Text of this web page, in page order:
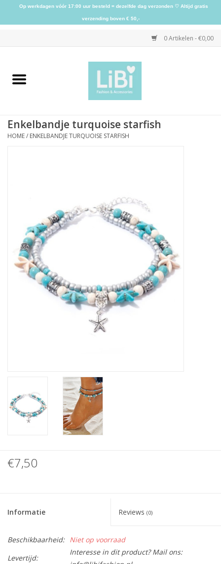
0 Artikelen - €0,00
Home
Kleding
Home deco
SALE
Enkelbandje turquoise starfish
HOME/ ENKELBANDJE TURQUOISE STARFISH
€7,50
Informatie Reviews (0)
Beschikbaarheid: Niet op voorraad
Levertijd:
Interesse in dit product? Mail ons:
Op werkdagen vóór 17:00 uur besteld = dezelfde dag verzonden ♡ Altijd gratis
verzending boven € 50,-